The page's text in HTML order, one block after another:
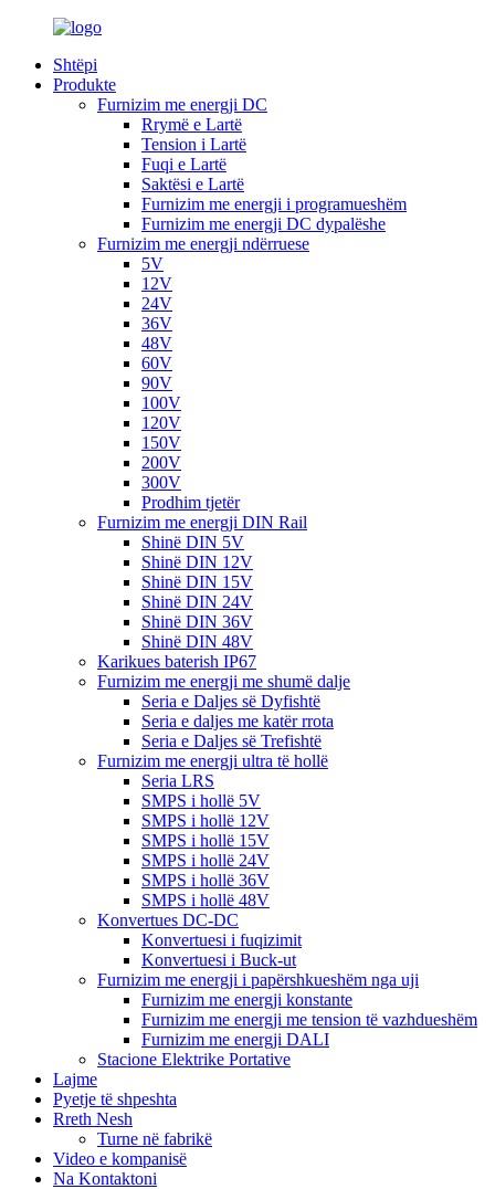
Shtëpi
Produkte
Furnizim me energji DC
Rrymë e Lartë
Tension i Lartë
Fuqi e Lartë
Saktësi e Lartë
Furnizim me energji i programueshëm
Furnizim me energji DC dypalëshe
Furnizim me energji ndërruese
5V
12V
24V
36V
48V
60V
90V
100V
120V
150V
200V
300V
Prodhim tjetër
Furnizim me energji DIN Rail
Shinë DIN 5V
Shinë DIN 12V
Shinë DIN 15V
Shinë DIN 24V
Shinë DIN 36V
Shinë DIN 48V
Karikues baterish IP67
Furnizim me energji me shumë dalje
Seria e Daljes së Dyfishtë
Seria e daljes me katër rrota
Seria e Daljes së Trefishtë
Furnizim me energji ultra të hollë
Seria LRS
SMPS i hollë 5V
SMPS i hollë 12V
SMPS i hollë 15V
SMPS i hollë 24V
SMPS i hollë 36V
SMPS i hollë 48V
Konvertues DC-DC
Konvertuesi i fuqizimit
Konvertuesi i Buck-ut
Furnizim me energji i papërshkueshëm nga uji
Furnizim me energji konstante
Furnizim me energji me tension të vazhdueshëm
Furnizim me energji DALI
Stacione Elektrike Portative
Lajme
Pyetje të shpeshta
Rreth Nesh
Turne në fabrikë
Video e kompanisë
Na Kontaktoni